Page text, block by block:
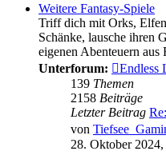
Weitere Fantasy-Spiele
Triff dich mit Orks,
Schänke, lausche ihren
eigenen Abenteuern aus
Unterforum:
Endless
139 Themen
2158 Beiträge
Letzter Beitrag
von
28. Oktober